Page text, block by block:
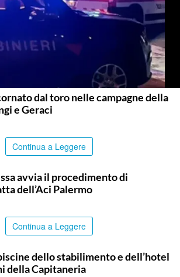
dal toro nelle campagne della
e Geraci
Continua a Leggere
avvia il procedimento di
dell’Aci Palermo
Continua a Leggere
dello stabilimento e dell’hotel
della Capitaneria